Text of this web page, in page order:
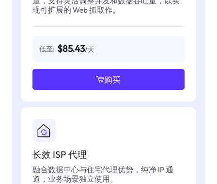
现可扩展的 Web 抓取作。
低至: $85.43/天
购买
长效 ISP 代理
融合数据中心与住宅代理优势，纯净 IP 通
道，业务场景独立使用。